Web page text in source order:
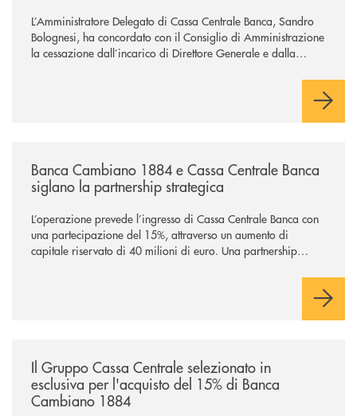
L’Amministratore Delegato di Cassa Centrale Banca, Sandro
Bolognesi, ha concordato con il Consiglio di Amministrazione
la cessazione dall’incarico di Direttore Generale e dalla
Il Gruppo, sotto la guida dell’Amministratore Delegato, e con
Banca Cambiano 1884 e Cassa Centrale Banca
siglano la partnership strategica
L’operazione prevede l’ingresso di Cassa Centrale Banca con
una partecipazione del 15%, attraverso un aumento di
capitale riservato di 40 milioni di euro. Una partnership
comuni e sulla prossimità ai territori, per ampliare l’offerta e
Il Gruppo Cassa Centrale selezionato in
esclusiva per l'acquisto del 15% di Banca
Cambiano 1884